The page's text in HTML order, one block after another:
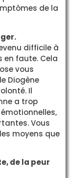
de la
difficile à
en faute. Cela
vous
Diogène
Il
a trop
Vous
moyens que
de la peur